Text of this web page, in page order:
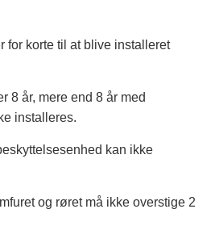
for korte til at blive installeret
8 år, mere end 8 år med
installeres.
kan ikke
og røret må ikke overstige 2